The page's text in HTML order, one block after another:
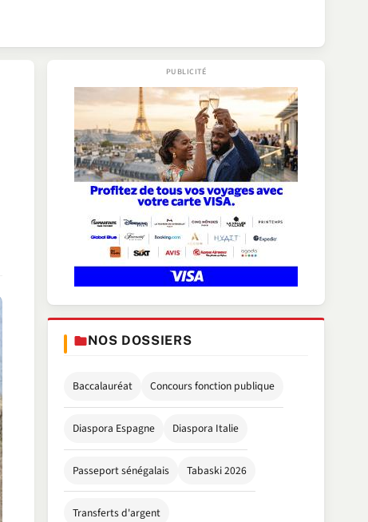
NOS DOSSIERS
Baccalauréat Concours fonction publique
Diaspora Espagne Diaspora Italie
Passeport sénégalais Tabaski 2026
Transferts d'argent